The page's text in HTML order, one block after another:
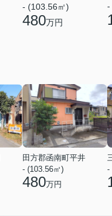
- (103.56㎡)
480万円
-
田方郡函南町平井
- (103.56㎡)
480万円
-